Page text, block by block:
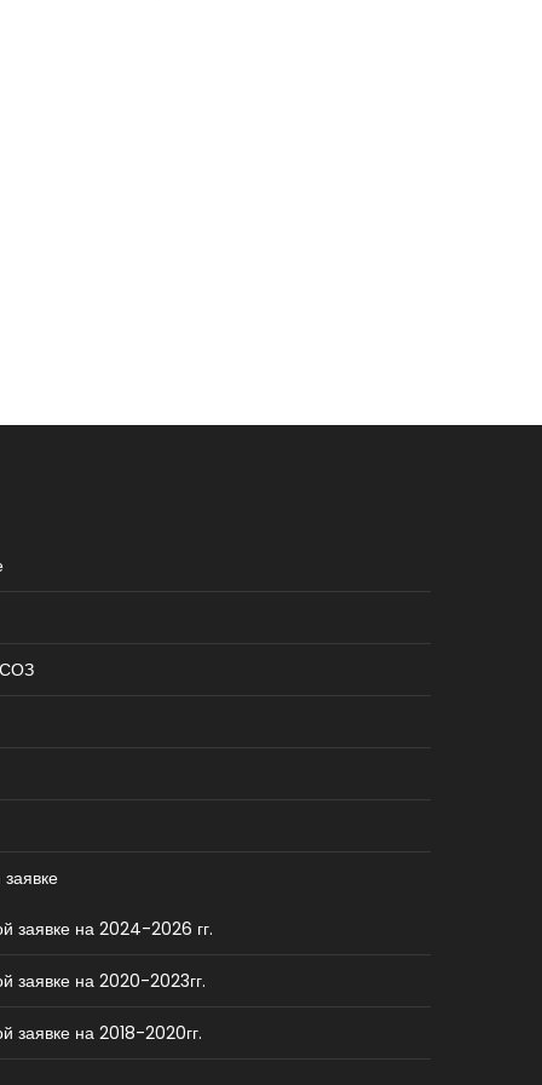
заявке на 2024-2026 гг.
заявке на 2020-2023гг.
заявке на 2018-2020гг.